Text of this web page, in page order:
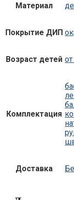
Материал
Покрытие ДИП
Возраст детей
Комплектация
Доставка